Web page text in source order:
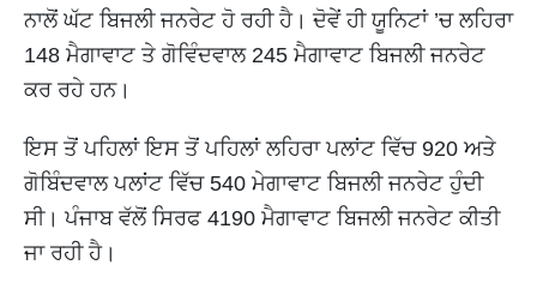
ਨਾਲੋਂ ਘੱਟ ਬਿਜਲੀ ਜਨਰੇਟ ਹੋ ਰਹੀ ਹੈ। ਦੋਵੇਂ ਹੀ ਯੂਨਿਟਾਂ ’ਚ ਲਹਿਰਾ
148 ਮੈਗਾਵਾਟ ਤੇ ਗੋਵਿੰਦਵਾਲ 245 ਮੈਗਾਵਾਟ ਬਿਜਲੀ ਜਨਰੇਟ
ਕਰ ਰਹੇ ਹਨ।
ਇਸ ਤੋਂ ਪਹਿਲਾਂ ਇਸ ਤੋਂ ਪਹਿਲਾਂ ਲਹਿਰਾ ਪਲਾਂਟ ਵਿੱਚ 920 ਅਤੇ
ਗੋਬਿੰਦਵਾਲ ਪਲਾਂਟ ਵਿੱਚ 540 ਮੇਗਾਵਾਟ ਬਿਜਲੀ ਜਨਰੇਟ ਹੁੰਦੀ
ਸੀ। ਪੰਜਾਬ ਵੱਲੋਂ ਸਿਰਫ 4190 ਮੈਗਾਵਾਟ ਬਿਜਲੀ ਜਨਰੇਟ ਕੀਤੀ
ਜਾ ਰਹੀ ਹੈ।